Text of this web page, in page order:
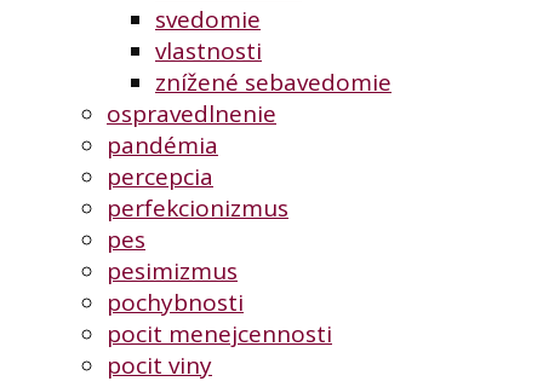
svedomie
vlastnosti
znížené sebavedomie
ospravedlnenie
pandémia
percepcia
perfekcionizmus
pes
pesimizmus
pochybnosti
pocit menejcennosti
pocit viny